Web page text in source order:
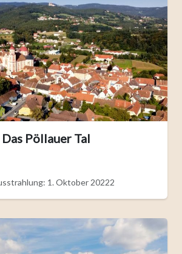
Das Pöllauer Tal
1. Oktober 20222